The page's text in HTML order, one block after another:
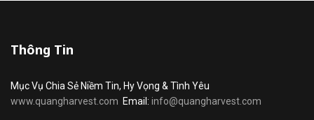
Thông Tin
Mục Vụ Chia Sẻ Niềm Tin, Hy Vọng & Tình Yêu
www.quangharvest.com Email: info@quangharvest.com